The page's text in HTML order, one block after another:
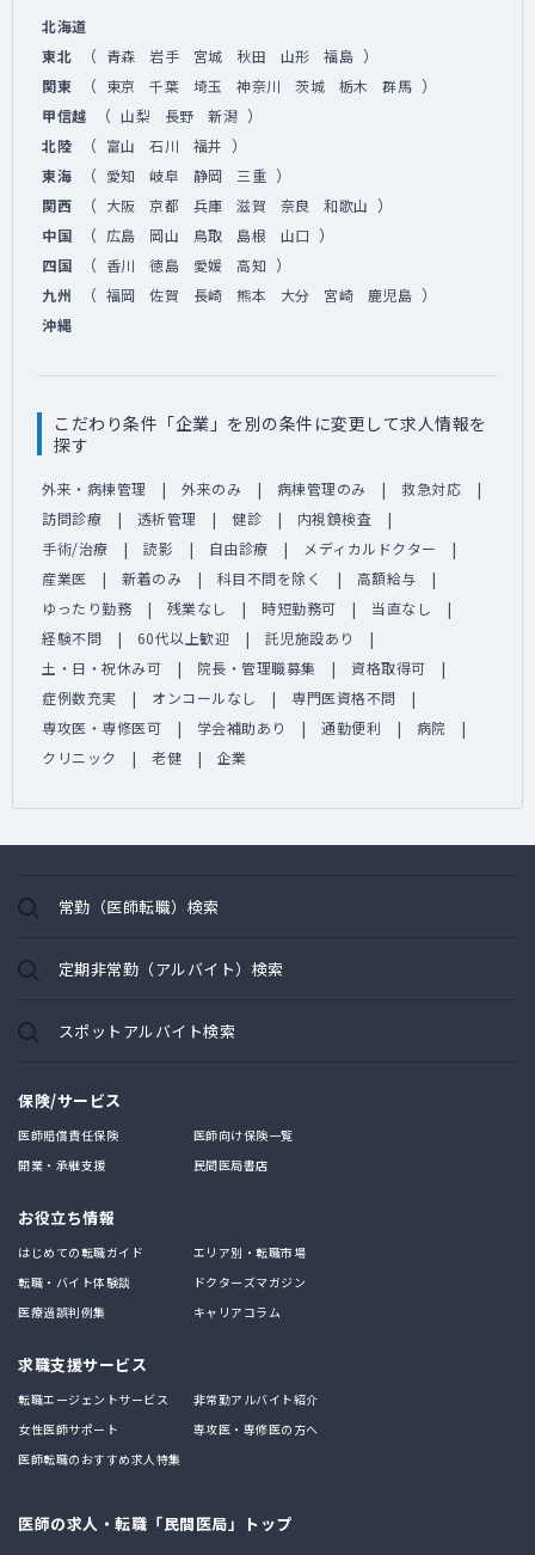
北海道
東北
（ 青森 岩手 宮城 秋田 山形 福島 ）
関東 （ 東京 千葉 埼玉 神奈川 茨城 栃木 群馬 ）
甲信越 （ 山梨 長野 新潟 ）
北陸 （ 富山 石川 福井 ）
東海 （ 愛知 岐阜 静岡 三重 ）
関西 （ 大阪 京都 兵庫 滋賀 奈良 和歌山 ）
中国 （ 広島 岡山 鳥取 島根 山口 ）
四国 （ 香川 徳島 愛媛 高知 ）
九州 （ 福岡 佐賀 長崎 熊本 大分 宮崎 鹿児島 ）
沖縄
こだわり条件「企業」を別の条件に変更して求人情報を
探す
外来・病棟管理 外来のみ 病棟管理のみ
救急対応
訪問診療
透析管理 健診
内視鏡検査
手術/治療
読影 自由診療
メディカルドクター
産業医
新着のみ 科目不問を除く
高額給与
ゆったり勤務
残業なし 時短勤務可
当直なし
経験不問
60代以上歓迎
託児施設あり
土・日・祝休み可
院長・管理職募集
資格取得可
症例数充実
オンコールなし
専門医資格不問
専攻医・専修医可
学会補助あり 通勤便利
病院
クリニック
老健 企業
常勤（医師転職）検索
定期非常勤（アルバイト）検索
スポットアルバイト検索
保険/サービス
医師賠償責任保険
医師向け保険一覧
開業・承継支援
民間医局書店
お役立ち情報
はじめての転職ガイド
エリア別・転職市場
転職・バイト体験談
ドクターズマガジン
医療過誤判例集
キャリアコラム
求職支援サービス
転職エージェントサービス
非常勤アルバイト紹介
女性医師サポート
専攻医・専修医の方へ
医師転職のおすすめ求人特集
医師の求人・転職「民間医局」トップ